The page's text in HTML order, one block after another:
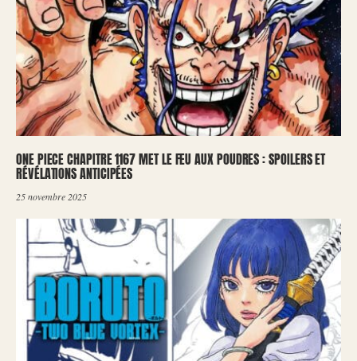
ONE PIECE CHAPITRE 1167 MET LE FEU AUX POUDRES : SPOILERS ET
RÉVÉLATIONS ANTICIPÉES
25 novembre 2025